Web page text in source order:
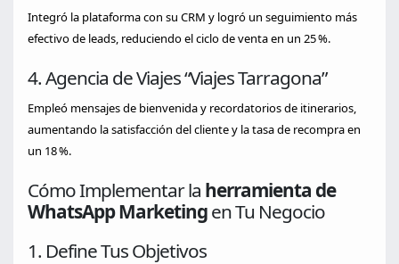
Integró la plataforma con su CRM y logró un seguimiento más
efectivo de leads, reduciendo el ciclo de venta en un 25 %.
4. Agencia de Viajes “Viajes Tarragona”
Empleó mensajes de bienvenida y recordatorios de itinerarios,
aumentando la satisfacción del cliente y la tasa de recompra en
un 18 %.
Cómo Implementar la herramienta de
WhatsApp Marketingen Tu Negocio
1. Define Tus Objetivos